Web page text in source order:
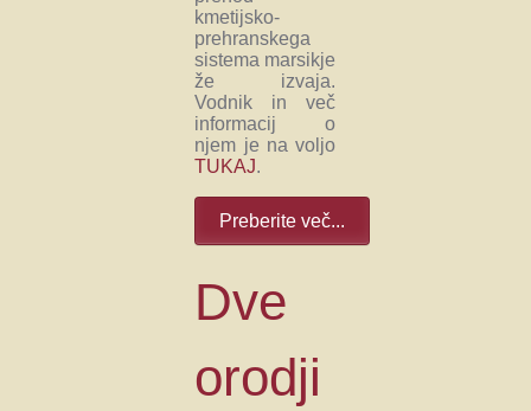
kmetijsko-
prehranskega
sistema marsikje
že izvaja.
Vodnik in več
informacij o
njem je na voljo
TUKAJ.
Preberite več...
Dve
orodji